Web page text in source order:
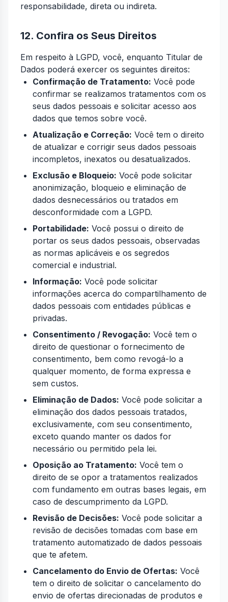
responsabilidade, direta ou indireta.
12. Confira os Seus Direitos
Em respeito à LGPD, você, enquanto Titular de
Dados poderá exercer os seguintes direitos:
Confirmação de Tratamento: Você pode
confirmar se realizamos tratamentos com os
seus dados pessoais e solicitar acesso aos
dados que temos sobre você.
Atualização e Correção: Você tem o direito
de atualizar e corrigir seus dados pessoais
incompletos, inexatos ou desatualizados.
Exclusão e Bloqueio: Você pode solicitar
anonimização, bloqueio e eliminação de
dados desnecessários ou tratados em
desconformidade com a LGPD.
Portabilidade: Você possui o direito de
portar os seus dados pessoais, observadas
as normas aplicáveis e os segredos
comercial e industrial.
Informação: Você pode solicitar
informações acerca do compartilhamento de
dados pessoais com entidades públicas e
privadas.
Consentimento / Revogação: Você tem o
direito de questionar o fornecimento de
consentimento, bem como revogá-lo a
qualquer momento, de forma expressa e
sem custos.
Eliminação de Dados: Você pode solicitar a
eliminação dos dados pessoais tratados,
exclusivamente, com seu consentimento,
exceto quando manter os dados for
necessário ou permitido pela lei.
Oposição ao Tratamento: Você tem o
direito de se opor a tratamentos realizados
com fundamento em outras bases legais, em
caso de descumprimento da LGPD.
Revisão de Decisões: Você pode solicitar a
revisão de decisões tomadas com base em
tratamento automatizado de dados pessoais
que te afetem.
Cancelamento do Envio de Ofertas: Você
tem o direito de solicitar o cancelamento do
envio de ofertas direcionadas de produtos e